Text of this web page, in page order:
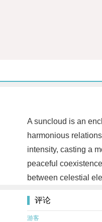
A suncloud is an
harmonious
intensity, casting a
peaceful
between celestial
评论
游客